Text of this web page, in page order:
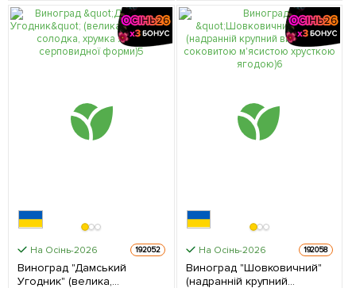
На Осінь-2026 192052
Виноград "Дамський
Угодник" (велика,
На Осінь-2026 192058
Виноград "Шовковичний"
(надранній крупний